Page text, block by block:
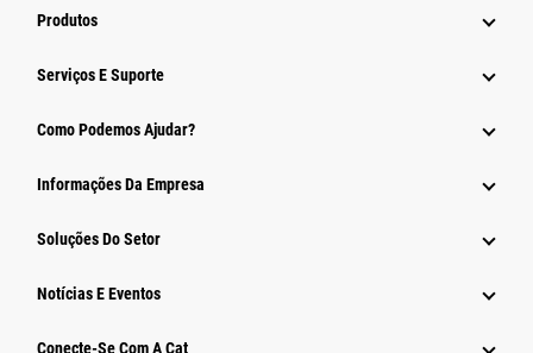
Produtos
Serviços E Suporte
Como Podemos Ajudar?
Informações Da Empresa
Soluções Do Setor
Notícias E Eventos
Conecte-Se Com A Cat